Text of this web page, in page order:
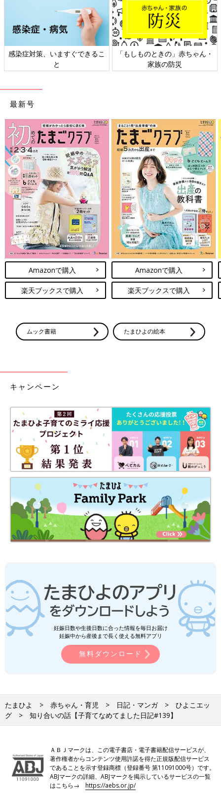
しものときの」赤ちゃん・
家族の防災
日本外来小児科学会リーフレッ
ト検討会
六
最新号
Amazonで購入
楽天ブックスで購入
Amazonで購入
楽天ブックスで購入
ムック書籍 たまひよの絵本
キャンペーン
妊娠日数や生後日数に合った情報を毎日お届け
妊娠中から産後まで長く使える無料アプリ
無料ダウンロード
たまひよ 赤ちゃん・育児 日記・マンガ
ひよこエッ
グ
知り合いの話【子育てなめてました日記#139】
ＡＢＪマークは、この電子書店・電子書籍配信サービスが、
著作権者からコンテンツ使用許諾を得た正規版配信サービス
であることを示す登録商標（登録番号 第11091000号）です。
ABJマークの詳細、ABJマークを掲示しているサービスの一覧
はこちら→https://aebs.or.jp/